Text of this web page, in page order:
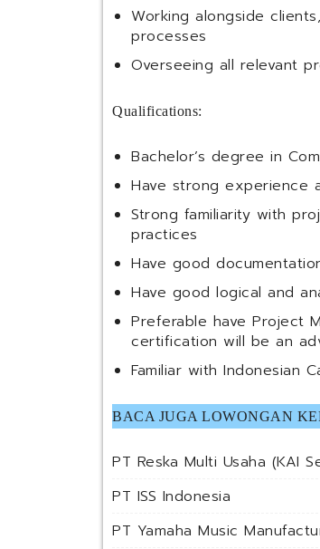
Working alongside
processes
Overseeing all relevant
Qualifications:
Bachelor’s degree in
Have strong experience
Strong familiarity with
practices
Have good
Have good logical and
Preferable have Project
certification will be an
Familiar with Indonesian
BACA JUGA LOWONGAN
PT Reska Multi Usaha (KAI
PT ISS Indonesia
PT Yamaha Music